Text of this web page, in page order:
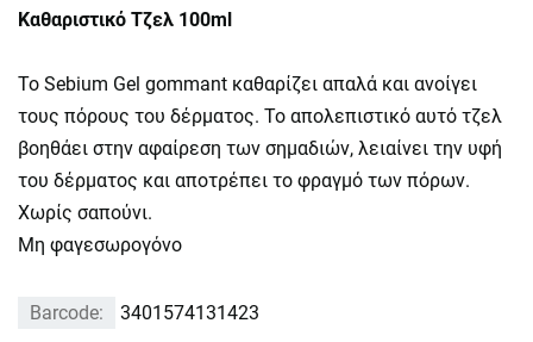
Καθαριστικό Τζελ 100ml
Το Sebium Gel gommant καθαρίζει απαλά και ανοίγει
τους πόρους του δέρματος. Το απολεπιστικό αυτό τζελ
βοηθάει στην αφαίρεση των σημαδιών, λειαίνει την υφή
του δέρματος και αποτρέπει το φραγμό των πόρων.
Χωρίς σαπούνι.
Μη φαγεσωρογόνο
Barcode: 3401574131423